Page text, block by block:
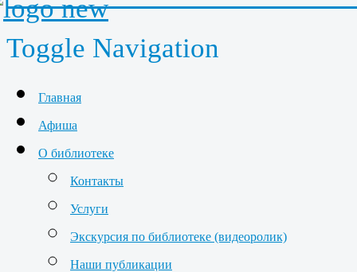
Toggle Navigation
Главная
Афиша
О библиотеке
Контакты
Услуги
Экскурсия по библиотеке (видеоролик)
Наши публикации